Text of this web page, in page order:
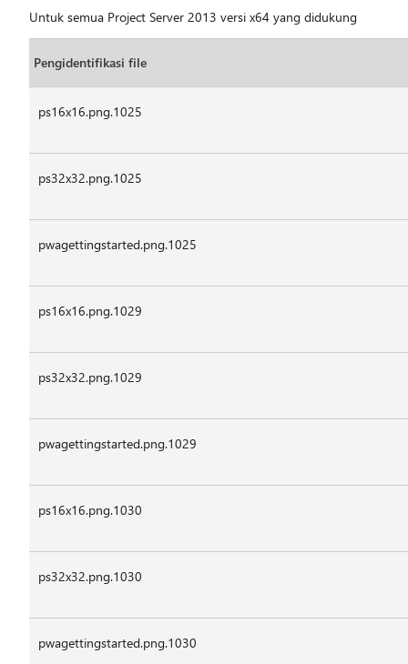
Untuk semua Project Server 2013 versi x64 yang didukung
Pengidentifikasi file
ps16x16.png.1025
ps32x32.png.1025
pwagettingstarted.png.1025
ps16x16.png.1029
ps32x32.png.1029
pwagettingstarted.png.1029
ps16x16.png.1030
ps32x32.png.1030
pwagettingstarted.png.1030